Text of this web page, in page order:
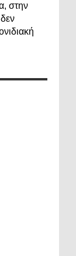
στην